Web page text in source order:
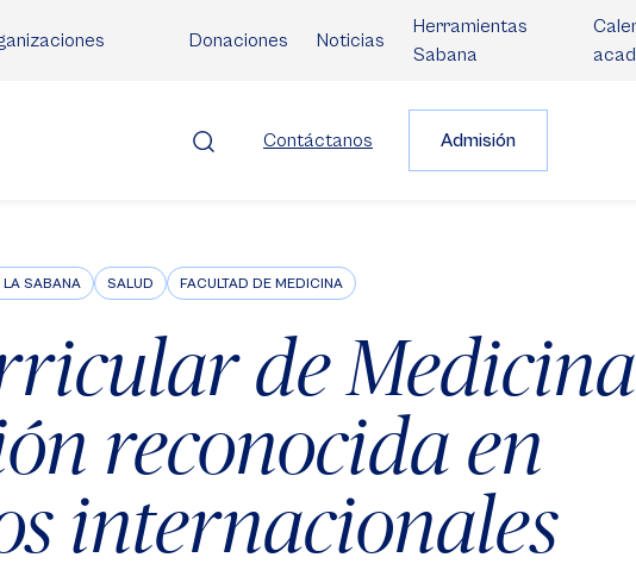
Donaciones Noticias
Herramientas
Sabana
Contáctanos Admisión
LA SABANA SALUD FACULTAD DE MEDICINA
de
reconocida en
internacionales